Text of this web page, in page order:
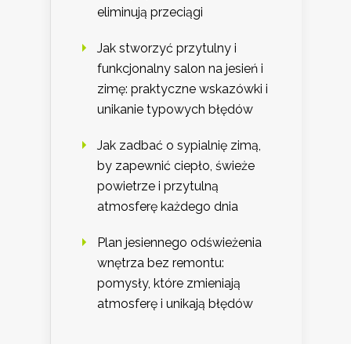
eliminują przeciągi
Jak stworzyć przytulny i
funkcjonalny salon na jesień i
zimę: praktyczne wskazówki i
unikanie typowych błędów
Jak zadbać o sypialnię zimą,
by zapewnić ciepło, świeże
powietrze i przytulną
atmosferę każdego dnia
Plan jesiennego odświeżenia
wnętrza bez remontu:
pomysły, które zmieniają
atmosferę i unikają błędów